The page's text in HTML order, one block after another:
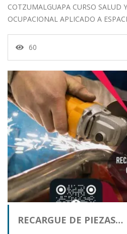
COTZUMALGUAPA CURSO SALUD
OCUPACIONAL APLICADO A
60
RECARGUE DE PIEZAS…